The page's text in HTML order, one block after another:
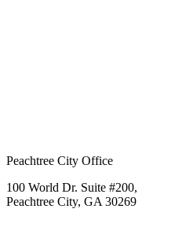
Peachtree City Office
100 World Dr. Suite #200,
Peachtree City, GA 30269